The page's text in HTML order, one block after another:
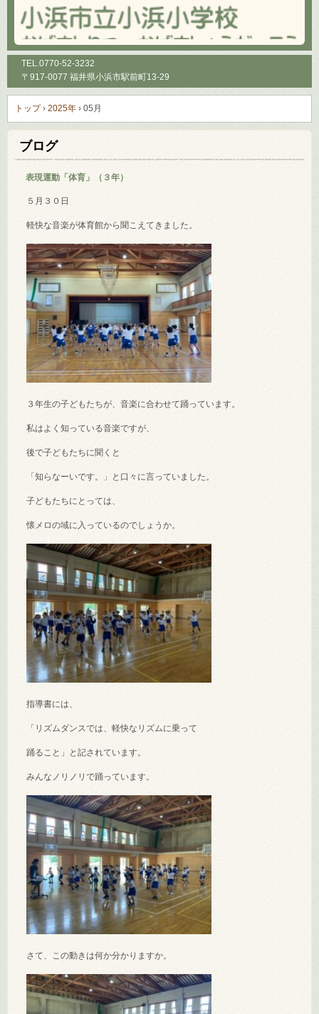
TEL.0770-52-3232
〒917-0077 福井県小浜市駅前町13-29
トップ› 2025年 › 05月
ブログ
表現運動「体育」（３年）
５月３０日
軽快な音楽が体育館から聞こえてきました。
３年生の子どもたちが、音楽に合わせて踊っています。
私はよく知っている音楽ですが、
後で子どもたちに聞くと
「知らなーいです。」と口々に言っていました。
子どもたちにとっては、
懐メロの域に入っているのでしょうか。
指導書には、
「リズムダンスでは、軽快なリズムに乗って
踊ること」と記されています。
みんなノリノリで踊っています。
さて、この動きは何か分かりますか。